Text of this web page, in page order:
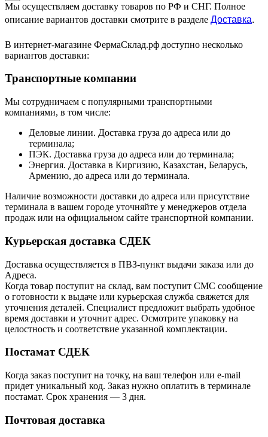
Мы осуществляем доставку товаров по РФ и СНГ. Полное
описание вариантов доставки смотрите в разделе Доставка.
В интернет-магазине ФермаСклад.рф доступно несколько
вариантов доставки:
Транспортные компании
Мы сотрудничаем с популярными транспортными
компаниями, в том числе:
Деловые линии. Доставка груза до адреса или до
терминала;
ПЭК. Доставка груза до адреса или до терминала;
Энергия. Доставка в Киргизию, Казахстан, Беларусь,
Армению, до адреса или до терминала.
Наличие возможности доставки до адреса или присутствие
терминала в вашем городе уточняйте у менеджеров отдела
продаж или на официальном сайте транспортной компании.
Курьерская доставка СДЕК
Доставка осуществляется в ПВЗ-пункт выдачи заказа или до
Адреса.
Когда товар поступит на склад, вам поступит СМС сообщение
о готовности к выдаче или курьерская служба свяжется для
уточнения деталей. Специалист предложит выбрать удобное
время доставки и уточнит адрес. Осмотрите упаковку на
целостность и соответствие указанной комплектации.
Постамат СДЕК
Когда заказ поступит на точку, на ваш телефон или e-mail
придет уникальный код. Заказ нужно оплатить в терминале
постамат. Срок хранения — 3 дня.
Почтовая доставка